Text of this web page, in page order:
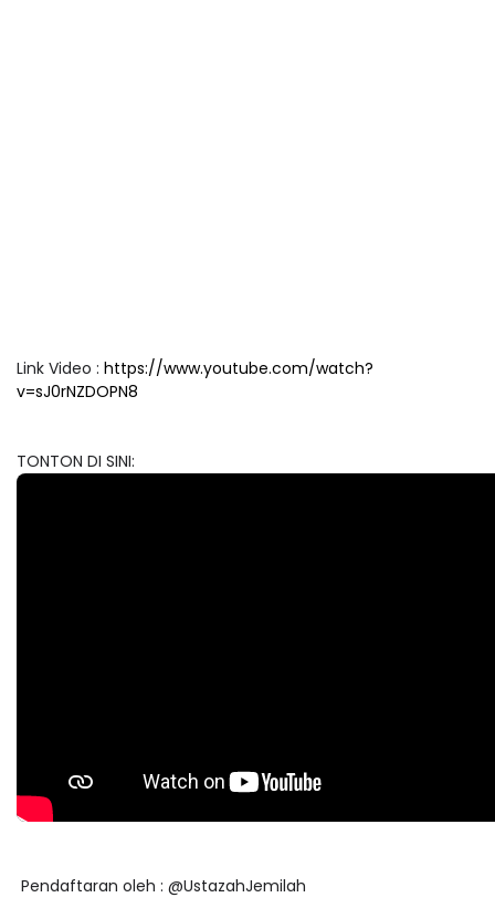
Link Video : https://www.youtube.com/watch?
v=sJ0rNZDOPN8
TONTON DI SINI:
Pendaftaran oleh : @UstazahJemilah